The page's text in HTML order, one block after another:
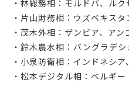
・林総務相：モルドバ、ル
・片山財務相：ウズベキスタ
・茂木外相：ザンビア、ア
・鈴木農水相：バングラデ
・小泉防衛相：インドネシア
・松本デジタル相：ベルギー